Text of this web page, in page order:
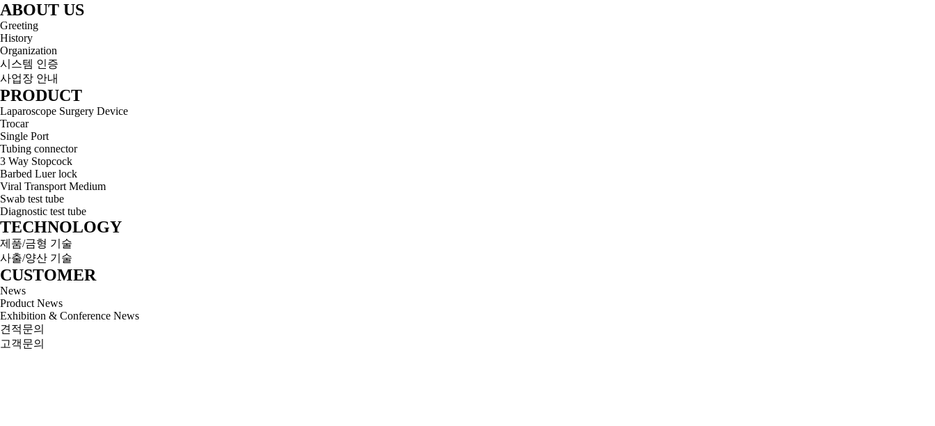
ABOUT US
Greeting
History
Organization
시스템 인증
사업장 안내
PRODUCT
Laparoscope Surgery Device
Trocar
Single Port
Tubing connector
3 Way Stopcock
Barbed Luer lock
Viral Transport Medium
Swab test tube
Diagnostic test tube
TECHNOLOGY
제품/금형 기술
사출/양산 기술
CUSTOMER
News
Product News
Exhibition & Conference News
견적문의
고객문의